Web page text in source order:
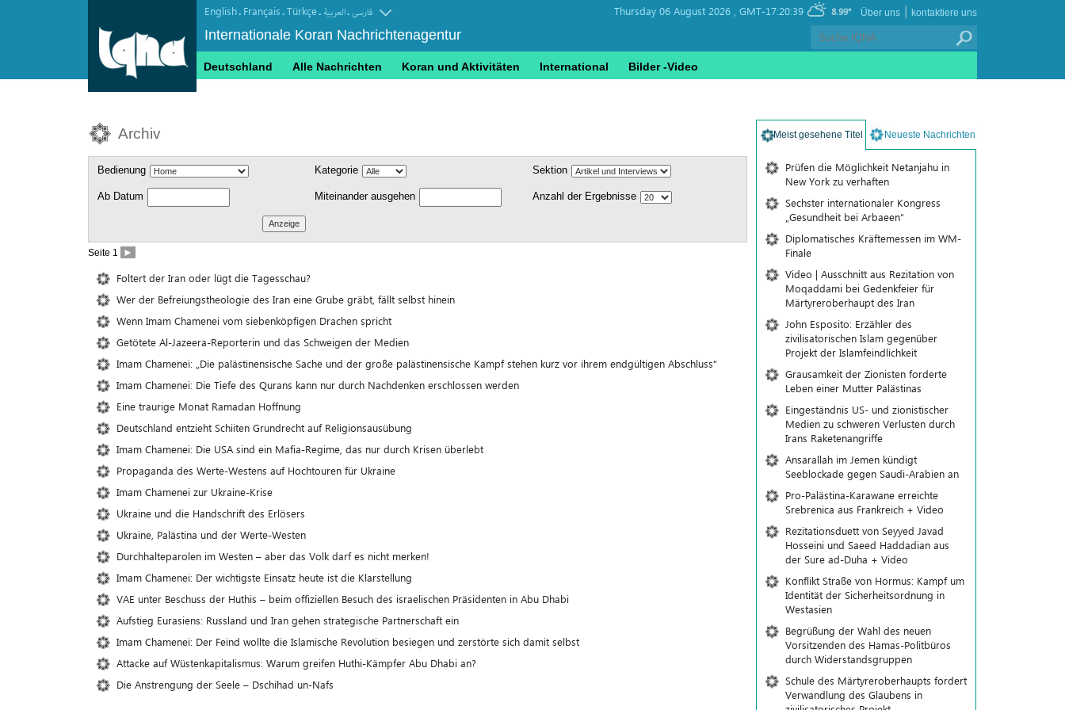
English. Français.Türkçe. العربیة.فارسی
Internationale Koran Nachrichtenagentur
Thursday 06 August 2026 , GMT-17:20:39 8.99° kontaktiere uns
|
Über uns
Deutschland Alle Nachrichten Koran und Aktivitäten International Bilder -Video
Archiv
Bedienung Kategorie Sektion
Ab Datum Miteinander ausgehen Anzahl der Ergebnisse
Seite 1 ►
Foltert der Iran oder lügt die Tagesschau?
Wer der Befreiungstheologie des Iran eine Grube gräbt, fällt selbst hinein
Wenn Imam Chamenei vom siebenköpfigen Drachen spricht
Getötete Al-Jazeera-Reporterin und das Schweigen der Medien
Imam Chamenei: „Die palästinensische Sache und der große palästinensische Kampf stehen kurz vor ihrem endgültigen Abschluss“
Imam Chamenei: Die Tiefe des Qurans kann nur durch Nachdenken erschlossen werden
Eine traurige Monat Ramadan Hoffnung
Deutschland entzieht Schiiten Grundrecht auf Religionsausübung
Imam Chamenei: Die USA sind ein Mafia-Regime, das nur durch Krisen überlebt
Propaganda des Werte-Westens auf Hochtouren für Ukraine
Imam Chamenei zur Ukraine-Krise
Ukraine und die Handschrift des Erlösers
Ukraine, Palästina und der Werte-Westen
Durchhalteparolen im Westen – aber das Volk darf es nicht merken!
Imam Chamenei: Der wichtigste Einsatz heute ist die Klarstellung
VAE unter Beschuss der Huthis – beim offiziellen Besuch des israelischen Präsidenten in Abu Dhabi
Aufstieg Eurasiens: Russland und Iran gehen strategische Partnerschaft ein
Imam Chamenei: Der Feind wollte die Islamische Revolution besiegen und zerstörte sich damit selbst
Attacke auf Wüstenkapitalismus: Warum greifen Huthi-Kämpfer Abu Dhabi an?
Die Anstrengung der Seele – Dschihad un-Nafs
Meist gesehene Titel Neueste Nachrichten
Prüfen die Möglichkeit Netanjahu in
New York zu verhaften
Sechster internationaler Kongress
„Gesundheit bei Arbaeen“
Diplomatisches Kräftemessen im WM-
Finale
Video | Ausschnitt aus Rezitation von
Moqaddami bei Gedenkfeier für
Märtyreroberhaupt des Iran
John Esposito: Erzähler des
zivilisatorischen Islam gegenüber
Projekt der Islamfeindlichkeit
Grausamkeit der Zionisten forderte
Leben einer Mutter Palästinas
Eingeständnis US- und zionistischer
Medien zu schweren Verlusten durch
Irans Raketenangriffe
Ansarallah im Jemen kündigt
Seeblockade gegen Saudi-Arabien an
Pro-Palästina-Karawane erreichte
Srebrenica aus Frankreich + Video
Rezitationsduett von Seyyed Javad
Hosseini und Saeed Haddadian aus
der Sure ad-Duha + Video
Konflikt Straße von Hormus: Kampf um
Identität der Sicherheitsordnung in
Westasien
Begrüßung der Wahl des neuen
Vorsitzenden des Hamas-Politbüros
durch Widerstandsgruppen
Schule des Märtyreroberhaupts fordert
Verwandlung des Glaubens in